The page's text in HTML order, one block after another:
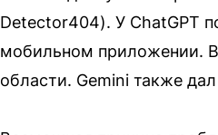
Detector404). У ChatGPT
мобильном приложении.
области. Gemini также